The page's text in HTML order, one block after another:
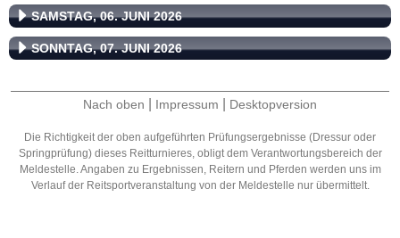
SAMSTAG, 06. JUNI 2026
SONNTAG, 07. JUNI 2026
Nach oben Impressum Desktopversion
Die Richtigkeit der oben aufgeführten Prüfungsergebnisse (Dressur oder
Springprüfung) dieses Reitturnieres, obligt dem Verantwortungsbereich der
Meldestelle. Angaben zu Ergebnissen, Reitern und Pferden werden uns im
Verlauf der Reitsportveranstaltung von der Meldestelle nur übermittelt.